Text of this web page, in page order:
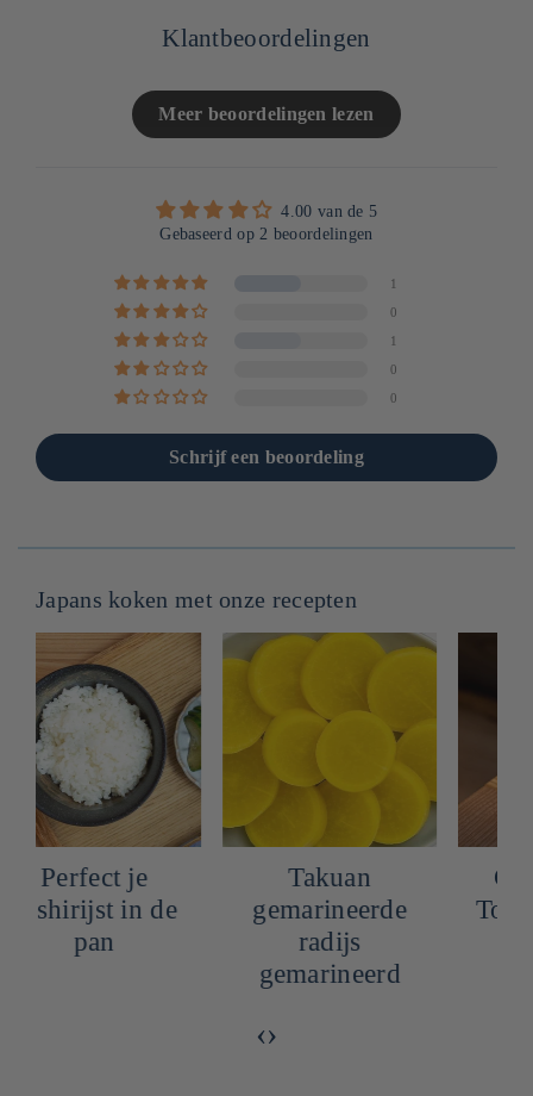
Klantbeoordelingen
Meer beoordelingen lezen
4.00 van de 5
Gebaseerd op 2 beoordelingen
1
0
1
0
0
Schrijf een beoordeling
Japans koken met onze recepten
Perfect je
sushirijst in de
Takuan
gemarineerde
radijs
gemarineerd
‹›